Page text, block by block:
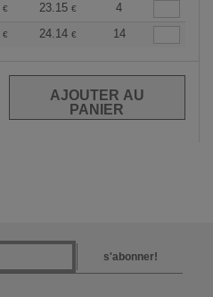
€ 23.15 €
4
€ 24.14 € 14
s'abonner!